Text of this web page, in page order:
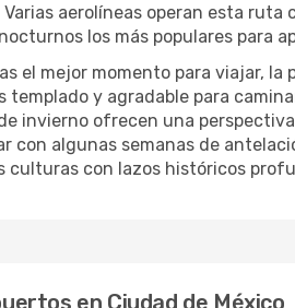
Varias aerolíneas operan esta
los más populares para
el mejor momento para viajar, la
templado y agradable para
invierno ofrecen una
con algunas semanas de
culturas con lazos históricos
en Ciudad de México